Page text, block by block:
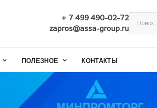
+ 7 499 490-02-72
zapros@assa-group.ru
ПОЛЕЗНОЕ КОНТАКТЫ